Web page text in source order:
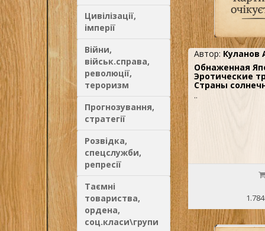
Цивілізації,
імперії
Війни,
військ.справа,
революції,
тероризм
Прогнозування,
стратегії
Розвідка,
спецслужби,
репресії
Таємні
товариства,
ордена,
соц.класи\групи
Автор: Куланов
Обнаженная
Эротические
Страны
..